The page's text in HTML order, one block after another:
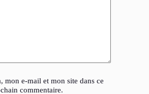
mon e-mail et mon site dans ce
commentaire.